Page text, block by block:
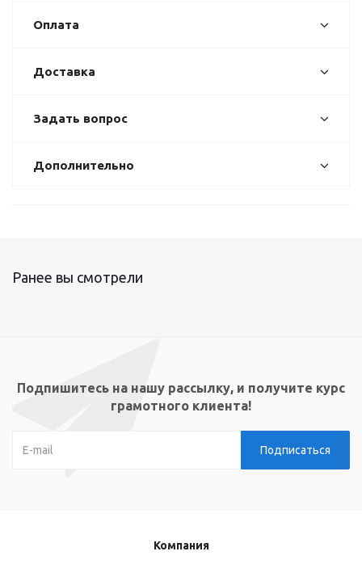
Оплата
Доставка
Задать вопрос
Дополнительно
Ранее вы смотрели
Подпишитесь на нашу рассылку, и получите курс
грамотного клиента!
Компания